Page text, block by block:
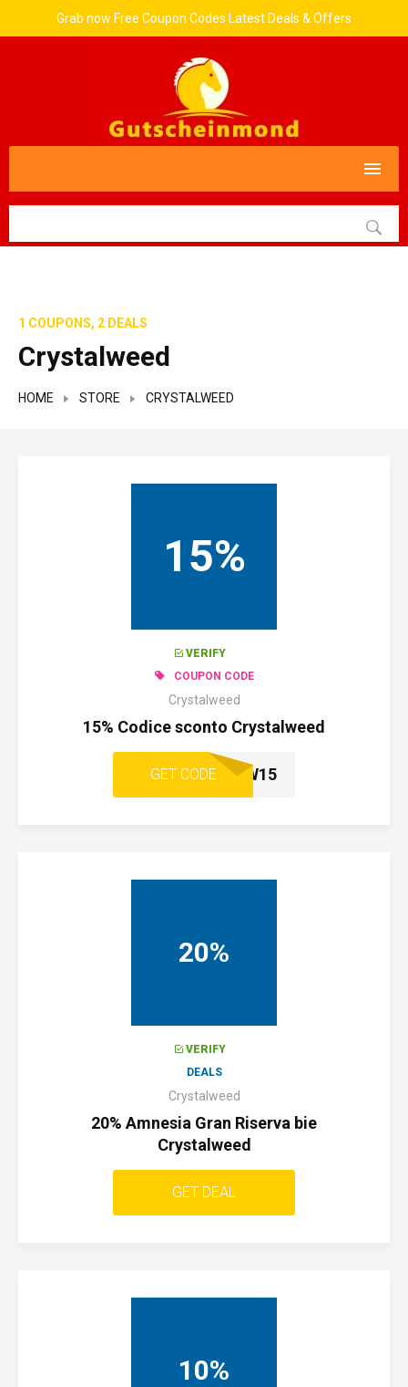
Grab now Free Coupon Codes Latest Deals & Offers
1 COUPONS, 2 DEALS
Crystalweed
HOME STORE CRYSTALWEED
15%
VERIFY
COUPON CODE
Crystalweed
15% Codice sconto Crystalweed
GET CODECOSCW15
20%
VERIFY
DEALS
Crystalweed
20% Amnesia Gran Riserva bie
Crystalweed
GET DEAL
10%